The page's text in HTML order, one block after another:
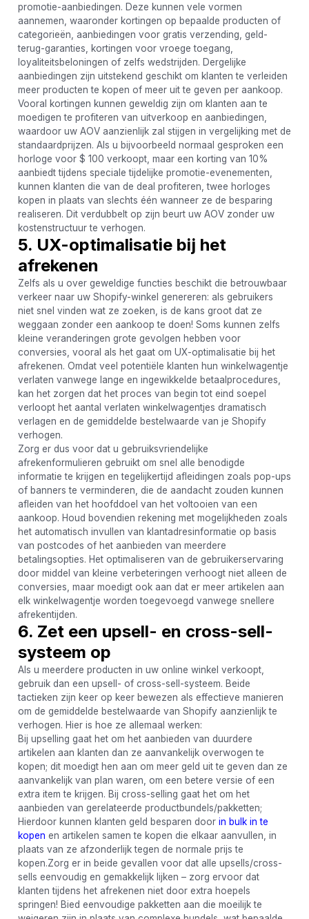
promotie-aanbiedingen. Deze kunnen vele vormen
aannemen, waaronder kortingen op bepaalde producten of
categorieën, aanbiedingen voor gratis verzending, geld-
terug-garanties, kortingen voor vroege toegang,
loyaliteitsbeloningen of zelfs wedstrijden. Dergelijke
aanbiedingen zijn uitstekend geschikt om klanten te verleiden
meer producten te kopen of meer uit te geven per aankoop.
Vooral kortingen kunnen geweldig zijn om klanten aan te
moedigen te profiteren van uitverkoop en aanbiedingen,
waardoor uw AOV aanzienlijk zal stijgen in vergelijking met de
standaardprijzen. Als u bijvoorbeeld normaal gesproken een
horloge voor $ 100 verkoopt, maar een korting van 10%
aanbiedt tijdens speciale tijdelijke promotie-evenementen,
kunnen klanten die van de deal profiteren, twee horloges
kopen in plaats van slechts één wanneer ze de besparing
realiseren. Dit verdubbelt op zijn beurt uw AOV zonder uw
kostenstructuur te verhogen.
5. UX-optimalisatie bij het
afrekenen
Zelfs als u over geweldige functies beschikt die betrouwbaar
verkeer naar uw Shopify-winkel genereren: als gebruikers
niet snel vinden wat ze zoeken, is de kans groot dat ze
weggaan zonder een aankoop te doen! Soms kunnen zelfs
kleine veranderingen grote gevolgen hebben voor
conversies, vooral als het gaat om UX-optimalisatie bij het
afrekenen. Omdat veel potentiële klanten hun winkelwagentje
verlaten vanwege lange en ingewikkelde betaalprocedures,
kan het zorgen dat het proces van begin tot eind soepel
verloopt het aantal verlaten winkelwagentjes dramatisch
verlagen en de gemiddelde bestelwaarde van je Shopify
verhogen.
Zorg er dus voor dat u gebruiksvriendelijke
afrekenformulieren gebruikt om snel alle benodigde
informatie te krijgen en tegelijkertijd afleidingen zoals pop-ups
of banners te verminderen, die de aandacht zouden kunnen
afleiden van het hoofddoel van het voltooien van een
aankoop. Houd bovendien rekening met mogelijkheden zoals
het automatisch invullen van klantadresinformatie op basis
van postcodes of het aanbieden van meerdere
betalingsopties. Het optimaliseren van de gebruikerservaring
door middel van kleine verbeteringen verhoogt niet alleen de
conversies, maar moedigt ook aan dat er meer artikelen aan
elk winkelwagentje worden toegevoegd vanwege snellere
afrekentijden.
6. Zet een upsell- en cross-sell-
systeem op
Als u meerdere producten in uw online winkel verkoopt,
gebruik dan een upsell- of cross-sell-systeem. Beide
tactieken zijn keer op keer bewezen als effectieve manieren
om de gemiddelde bestelwaarde van Shopify aanzienlijk te
verhogen. Hier is hoe ze allemaal werken:
Bij upselling gaat het om het aanbieden van duurdere
artikelen aan klanten dan ze aanvankelijk overwogen te
kopen; dit moedigt hen aan om meer geld uit te geven dan ze
aanvankelijk van plan waren, om een ​​betere versie of een
extra item te krijgen. Bij cross-selling gaat het om het
aanbieden van gerelateerde productbundels/pakketten;
Hierdoor kunnen klanten geld besparen door in bulk in te
kopen en artikelen samen te kopen die elkaar aanvullen, in
plaats van ze afzonderlijk tegen de normale prijs te
kopen.Zorg er in beide gevallen voor dat alle upsells/cross-
sells eenvoudig en gemakkelijk lijken – zorg ervoor dat
klanten tijdens het afrekenen niet door extra hoepels
springen! Bied eenvoudige pakketten aan die moeilijk te